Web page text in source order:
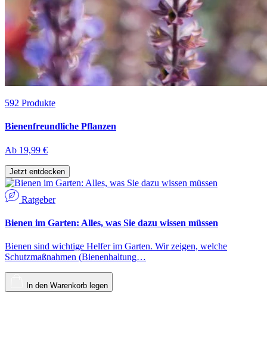
592 Produkte
Bienenfreundliche Pflanzen
Ab 19,99 €
Jetzt entdecken
Ratgeber
Bienen im Garten: Alles, was Sie dazu wissen müssen
Bienen sind wichtige Helfer im Garten. Wir zeigen, welche
Schutzmaßnahmen (Bienenhaltung…
In den Warenkorb legen